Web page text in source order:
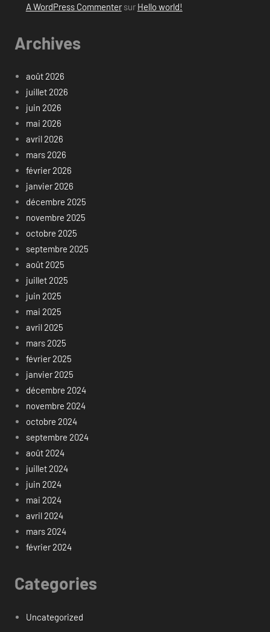
A WordPress Commentersur Hello world!
Archives
août 2026
juillet 2026
juin 2026
mai 2026
avril 2026
mars 2026
février 2026
janvier 2026
décembre 2025
novembre 2025
octobre 2025
septembre 2025
août 2025
juillet 2025
juin 2025
mai 2025
avril 2025
mars 2025
février 2025
janvier 2025
décembre 2024
novembre 2024
octobre 2024
septembre 2024
août 2024
juillet 2024
juin 2024
mai 2024
avril 2024
mars 2024
février 2024
Categories
Uncategorized